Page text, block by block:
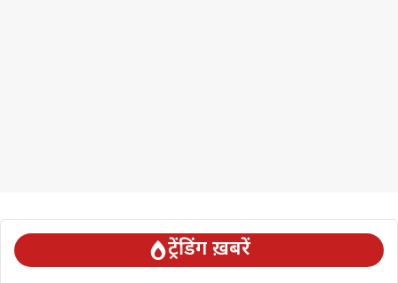
ट्रेंडिंग ख़बरें